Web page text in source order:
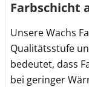
Farbschicht
Unsere Wachs
Qualitätsstufe
bedeutet, dass
bei geringer